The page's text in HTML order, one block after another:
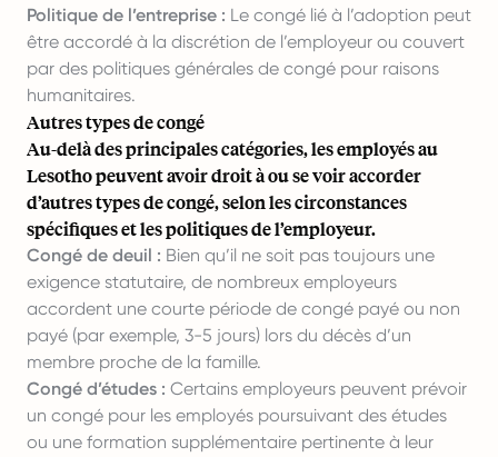
Politique de l’entreprise : Le congé lié à l’adoption peut
être accordé à la discrétion de l’employeur ou couvert
par des politiques générales de congé pour raisons
humanitaires.
Autres types de congé
Au-delà des principales catégories, les employés au
Lesotho peuvent avoir droit à ou se voir accorder
d’autres types de congé, selon les circonstances
spécifiques et les politiques de l’employeur.
Congé de deuil : Bien qu’il ne soit pas toujours une
exigence statutaire, de nombreux employeurs
accordent une courte période de congé payé ou non
payé (par exemple, 3-5 jours) lors du décès d’un
membre proche de la famille.
Congé d’études : Certains employeurs peuvent prévoir
un congé pour les employés poursuivant des études
ou une formation supplémentaire pertinente à leur